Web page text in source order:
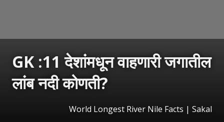
GK :11 देशांमधून वाहणारी जगातील
लांब नदी कोणती?
World Longest River Nile Facts | Sakal